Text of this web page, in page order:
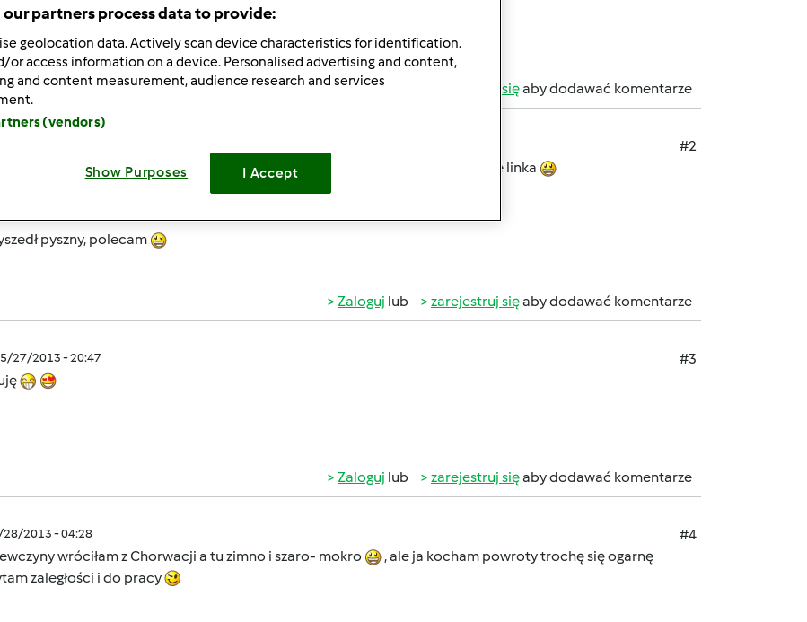
- z której książki, bo nie napotkałam.
Zaloguj zarejestruj sięaby dodawać komentarze
#2
książki " Przedstawiciele polecają"
jest również tutaj na przepisowni, podaje linka
pyszny, polecam
Zaloguj lub zarejestruj sięaby dodawać komentarze
27/2013 - 20:47
#3
Zaloguj lub zarejestruj sięaby dodawać komentarze
28/2013 - 04:28
#4
wróciłam z Chorwacji a tu zimno i szaro- mokro
, ale ja kocham powroty trochę się ogarnę
zaległości i do pracy
our partners process data to provide:
geolocation data. Actively scan device characteristics for identification.
or access information on a device. Personalised advertising and content,
and content measurement, audience research and services
(vendors)
Show Purposes I Accept